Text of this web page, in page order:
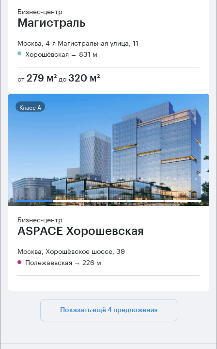
Бизнес-центр
Магистраль
Москва, 4-я Магистральная улица, 11
Хорошёвская → 831 м
от 279 м² до 320 м²
Класс А
Бизнес-центр
ASPACE Хорошевская
Москва, Хорошёвское шоссе, 39
Полежаевская → 226 м
Показать ещё 4 предложения